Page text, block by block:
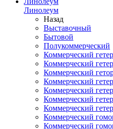
Линолеум
Назад
Выставочный
Бытовой
Полукоммерческий
Коммерческий
Коммерческий
Коммерческий
Коммерческий
Коммерческий
Коммерческий
Коммерческий
Коммерческий
Коммерческий